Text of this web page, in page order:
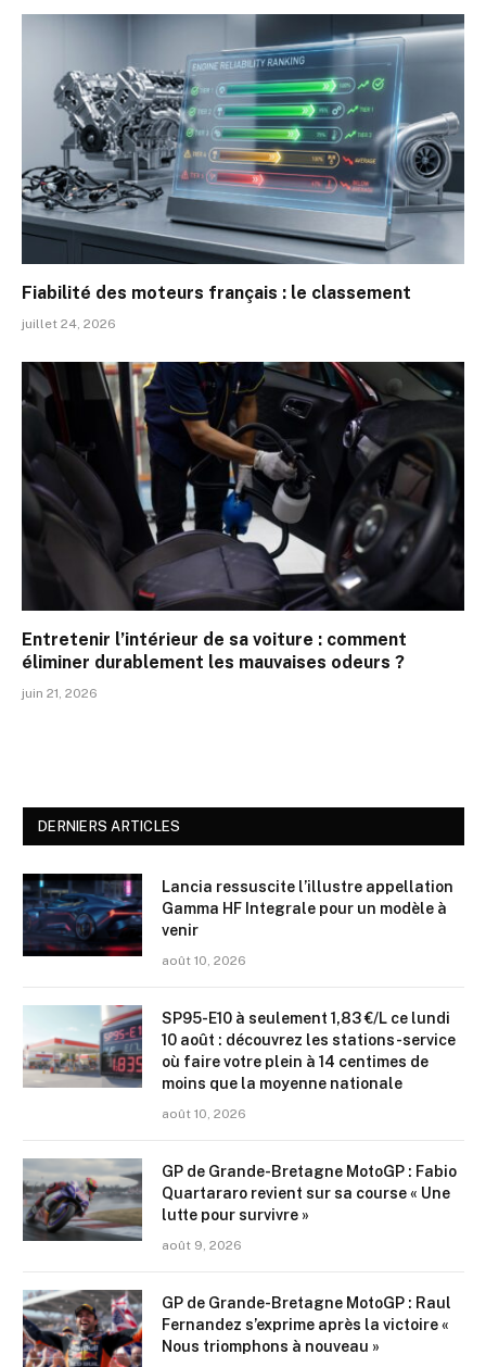
Fiabilité des moteurs français : le classement
juillet 24, 2026
Entretenir l’intérieur de sa voiture : comment
éliminer durablement les mauvaises odeurs ?
juin 21, 2026
DERNIERS ARTICLES
Lancia ressuscite l’illustre appellation
Gamma HF Integrale pour un modèle à
venir
août 10, 2026
SP95-E10 à seulement 1,83 €/L ce lundi
10 août : découvrez les stations-service
où faire votre plein à 14 centimes de
moins que la moyenne nationale
août 10, 2026
GP de Grande-Bretagne MotoGP : Fabio
Quartararo revient sur sa course « Une
lutte pour survivre »
août 9, 2026
GP de Grande-Bretagne MotoGP : Raul
Fernandez s’exprime après la victoire «
Nous triomphons à nouveau »